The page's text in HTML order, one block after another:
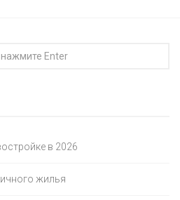
в 2026
жилья